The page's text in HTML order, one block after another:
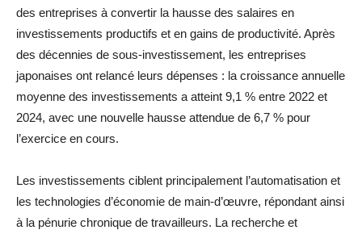
des entreprises à convertir la hausse des salaires en
investissements productifs et en gains de productivité. Après
des décennies de sous-investissement, les entreprises
japonaises ont relancé leurs dépenses : la croissance annuelle
moyenne des investissements a atteint 9,1 % entre 2022 et
2024, avec une nouvelle hausse attendue de 6,7 % pour
l’exercice en cours.
Les investissements ciblent principalement l’automatisation et
les technologies d’économie de main-d’œuvre, répondant ainsi
à la pénurie chronique de travailleurs. La recherche et